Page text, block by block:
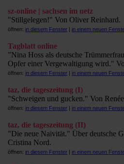
sz-online | sachsen im netz
"Stillgelegen!" Von Oliver Reinhard.
öffnen: in diesem Fenster | in einem neuen
Tagblatt online
"Nina Hoss als deutsche
Opfer einer Vergewaltigung wird."
öffnen: in diesem Fenster | in einem neuen
taz, die tageszeitung (I)
"Schweigen und gucken." Von
öffnen: in diesem Fenster | in einem neuen
taz, die tageszeitung (II)
"Die neue Naivität." Über deutsche
Cristina Nord.
öffnen: in diesem Fenster | in einem neuen